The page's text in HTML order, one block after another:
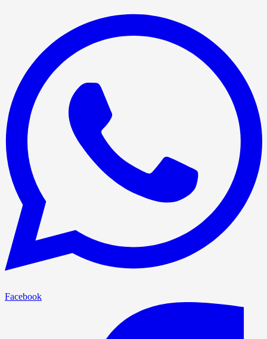
Facebook